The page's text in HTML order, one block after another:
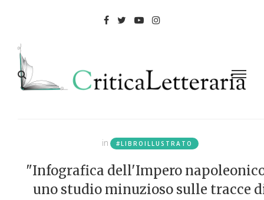
in #LIBROILLUSTRATO
"Infografica dell'Impero
uno studio minuzioso sulle tracce